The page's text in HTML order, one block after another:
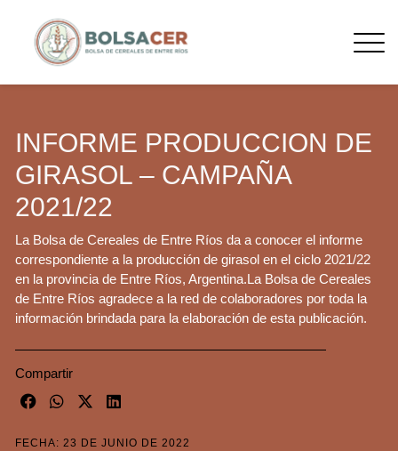
INFORME PRODUCCION DE
GIRASOL – CAMPAÑA
2021/22
La Bolsa de Cereales de Entre Ríos da a conocer el informe
correspondiente a la producción de girasol en el ciclo 2021/22
en la provincia de Entre Ríos, Argentina.La Bolsa de Cereales
de Entre Ríos agradece a la red de colaboradores por toda la
información brindada para la elaboración de esta publicación.
Compartir
FECHA: 23 DE JUNIO DE 2022